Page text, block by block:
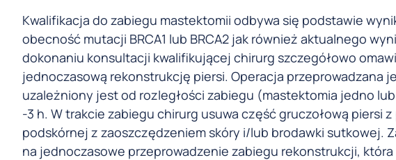
Kwalifikacja do zabiegu mastektomii odbywa się podstawie
obecność mutacji BRCA1 lub BRCA2 jak również aktualnego
dokonaniu konsultacji kwalifikującej chirurg szczegółowo
jednoczasową rekonstrukcję piersi. Operacja przeprowadzana
uzależniony jest od rozległości zabiegu (mastektomia jedno
-3 h. W trakcie zabiegu chirurg usuwa część gruczołową piersi
podskórnej z zaoszczędzeniem skóry i/lub brodawki sutkowej.
na jednoczasowe przeprowadzenie zabiegu rekonstrukcji,